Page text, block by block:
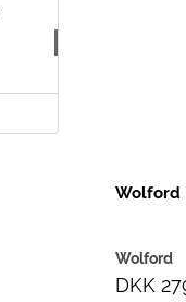
Wolford
Wolford
DKK